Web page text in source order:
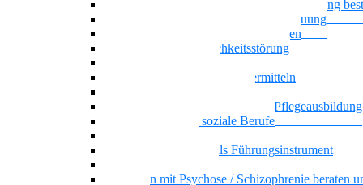
Wenn psychische Belastungen die Ausbildung
Klare Grenzen in der Pflege und Betreuung
Basiswissen psychische Erkrankungen
Narzisstische Persönlichkeitsstörung
Auszubildenden Sicherheit vermitteln
Selbstorganisiertes Lernen in der Pflegeausbildung
KI-Kompetenz für soziale Berufe
Dienstplangestaltung als Führungsinstrument
Menschen mit Psychose / Schizophrenie beraten